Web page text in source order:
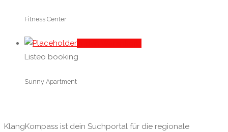
Fitness Center
Listeo booking
Sunny Apartment
KlangKompass ist dein Suchportal für die regionale